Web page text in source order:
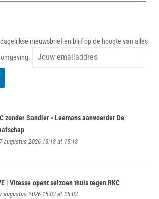
nieuwsbrief en blijf op de hoogte van alles
zonder Sandler • Leemans aanvoerder De
augustus 2026 15:13 at 15:13
| Vitesse opent seizoen thuis tegen RKC
augustus 2026 15:03 at 15:03